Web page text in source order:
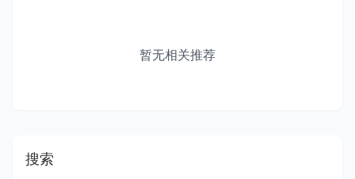
暂无相关推荐
搜索